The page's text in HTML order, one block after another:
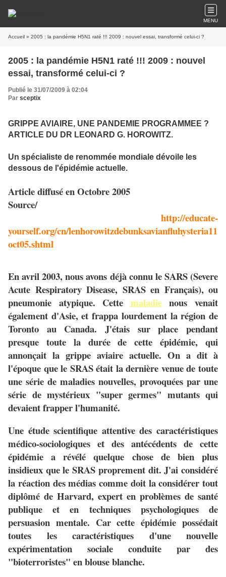
MENU
Accueil » 2005 : la pandémie H5N1 raté !!! 2009 : nouvel essai, transformé celui-ci ?
2005 : la pandémie H5N1 raté !!! 2009 : nouvel
essai, transformé celui-ci ?
Publié le 31/07/2009 à 02:04
Par sceptix
GRIPPE AVIAIRE, UNE PANDEMIE PROGRAMMEE ?
ARTICLE DU DR LEONARD G. HOROWITZ.
Un spécialiste de renommée mondiale dévoile les
dessous de l'épidémie actuelle.
Article diffusé en Octobre 2005
Source/
http://educate-
yourself.org/cn/lenhorowitzdebunksavianfluhysteria11
oct05.shtml
En avril 2003, nous avons déjà connu le SARS (Severe
Acute Respiratory Disease, SRAS en Français), ou
pneumonie atypique. Cette maladienous venait
également d'Asie, et frappa lourdement la région de
Toronto au Canada. J'étais sur place pendant
presque toute la durée de cette épidémie, qui
annonçait la grippe aviaire actuelle. On a dit à
l'époque que le SRAS était la dernière venue de toute
une série de maladies nouvelles, provoquées par une
série de mystérieux "super germes" mutants qui
devaient frapper l'humanité.
Une étude scientifique attentive des caractéristiques
médico-sociologiques et des antécédents de cette
épidémie a révélé quelque chose de bien plus
insidieux que le SRAS proprement dit. J'ai considéré
la réaction des médias comme doit la considérer tout
diplômé de Harvard, expert en problèmes de santé
publique et en techniques psychologiques de
persuasion mentale. Car cette épidémie possédait
toutes les caractéristiques d'une nouvelle
expérimentation sociale conduite par des
"bioterroristes" en blouse blanche.